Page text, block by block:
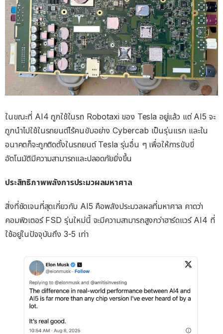
ในขณะที่ AI4 ถูกใช้ในรถ Robotaxi ของ Tesla อยู่แล้ว แต่ AI5 จะ
ถูกนำไปใช้ในรถยนต์ไร้คนขับอย่าง Cybercab เป็นรุ่นแรก และใน
อนาคตก็จะถูกติดตั้งในรถยนต์ Tesla รุ่นอื่น ๆ เพื่อให้การขับขี่
อัตโนมัติมีความสามารถและปลอดภัยยิ่งขึ้น
ประสิทธิภาพพลังการประมวผลมหาศาล
สิ่งที่ชัดเจนที่สุดเกี่ยวกับ AI5 คือพลังประมวลผลที่มหาศาล คาดว่า
คอมพิวเตอร์ FSD รุ่นใหม่นี้ จะมีความสามารถสูงกว่าฮาร์ดแวร์ AI4 ที่
ใช้อยู่ในปัจจุบันถึง 3-5 เท่า